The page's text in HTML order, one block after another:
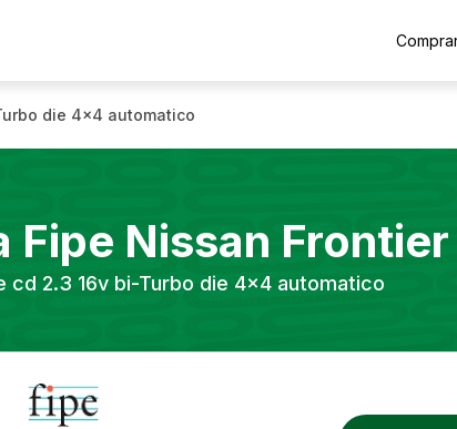
die 4x4 automatico
Fipe Nissan Frontier
cd 2.3 16v bi-Turbo die 4x4 automatico